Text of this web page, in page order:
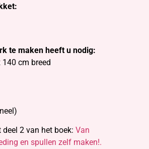
te maken heeft u nodig:
cm breed
2 van het boek: Van
en spullen zelf maken!.